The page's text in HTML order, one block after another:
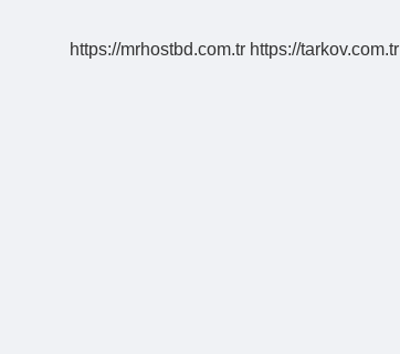
Mi
https://mrhostbd.com.tr https://tarkov.com.tr